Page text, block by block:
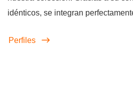
idénticos, se integran
Perfiles